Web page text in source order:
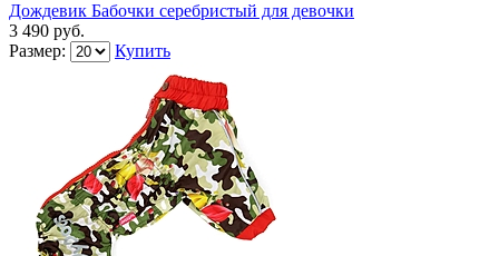
Дождевик Бабочки серебристый для девочки
3 490 руб.
Размер:
Купить